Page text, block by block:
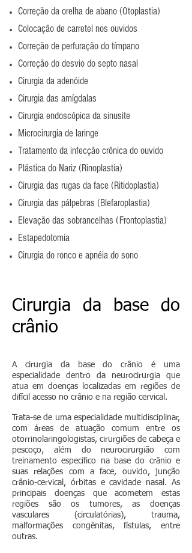
Correção da orelha de abano (Otoplastia)
Colocação de carretel nos ouvidos
Correção de perfuração do tímpano
Correção do desvio do septo nasal
Cirurgia da adenóide
Cirurgia das amígdalas
Cirurgia endoscópica da sinusite
Microcirurgia de laringe
Tratamento da infecção crônica do ouvido
Plástica do Nariz (Rinoplastia)
Cirurgia das rugas da face (Ritidoplastia)
Cirurgia das pálpebras (Blefaroplastia)
Elevação das sobrancelhas (Frontoplastia)
Estapedotomia
Cirurgia do ronco e apnéia do sono
Cirurgia da base do
crânio
A cirurgia da base do crânio é uma
especialidade dentro da neurocirurgia que
atua em doenças localizadas em regiões de
difícil acesso no crânio e na região cervical.
Trata-se de uma especialidade multidisciplinar,
com áreas de atuação comum entre os
otorrinolaringologistas, cirurgiões de cabeça e
pescoço, além do neurocirurgião com
treinamento específico na base do crânio e
suas relações com a face, ouvido, junção
crânio-cervical, órbitas e cavidade nasal. As
principais doenças que acometem estas
regiões são os tumores, as doenças
vasculares (circulatórias), trauma,
malformações congênitas, fístulas, entre
outras.